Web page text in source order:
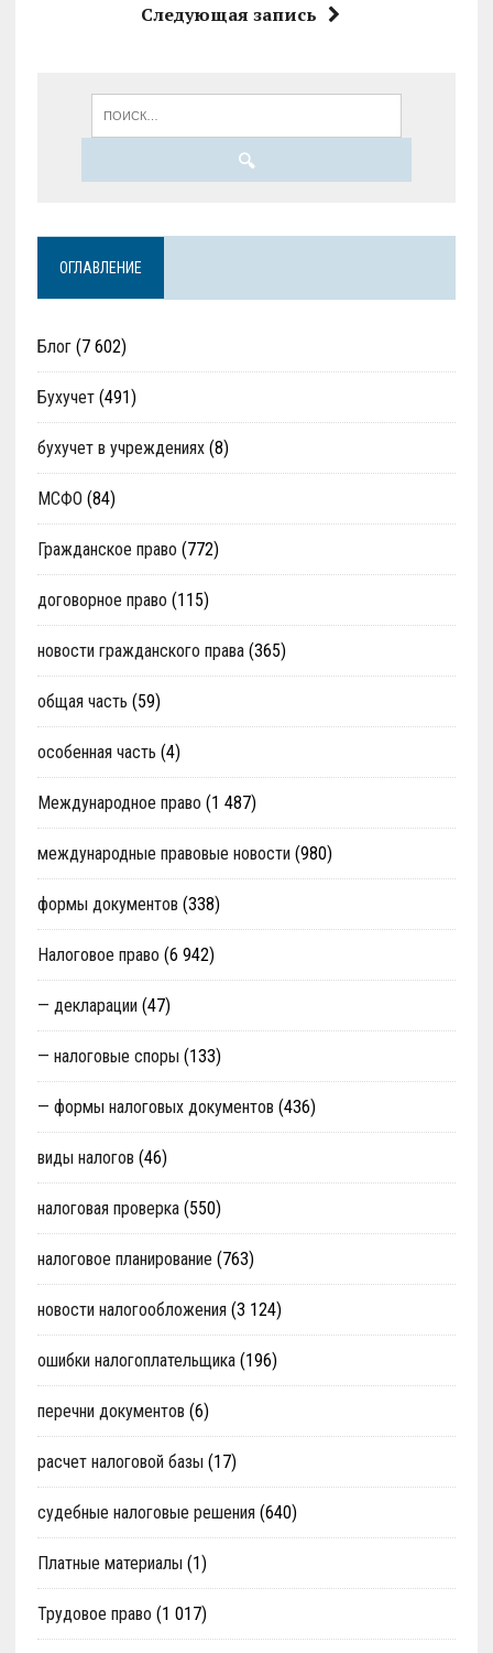
Следующая запись
ОГЛАВЛЕНИЕ
Блог(7 602)
Бухучет(491)
бухучет в учреждениях(8)
МСФО (84)
Гражданское право (772)
договорное право (115)
новости гражданского права(365)
общая часть (59)
особенная часть (4)
Международное право (1 487)
международные правовые новости (980)
формы документов (338)
Налоговое право (6 942)
— декларации (47)
— налоговые споры (133)
— формы налоговых документов (436)
виды налогов (46)
налоговая проверка(550)
налоговое планирование (763)
новости налогообложения (3 124)
ошибки налогоплательщика(196)
перечни документов (6)
расчет налоговой базы (17)
судебные налоговые решения (640)
Платные материалы (1)
Трудовое право (1 017)